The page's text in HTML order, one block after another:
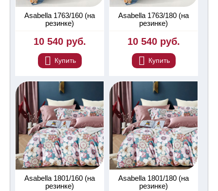
Asabella 1763/160 (на
резинке)
10 540 руб.
Купить
Asabella 1763/180 (на
резинке)
10 540 руб.
Купить
Asabella 1801/160 (на
резинке)
Asabella 1801/180 (на
резинке)